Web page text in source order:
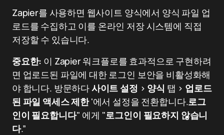
Zapier를 사용하면 웹사이트 양식에서 양식 파일 업
로드를 수집하고 이를 온라인 저장 시스템에 직접
저장할 수 있습니다.
중요한: 이 Zapier 워크플로를 효과적으로 구현하려
면 업로드된 파일에 대한 로그인 보안을 비활성화해
야 합니다. 방문하다사이트 설정 > 양식 탭 > 업로드
된 파일 액세스 제한'에서 설정을 전환합니다.로그
인이 필요합니다" 에게 "로그인이 필요하지 않습니
다.”